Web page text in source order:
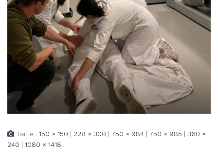
Taille : 150 × 150 | 228 × 300 | 750 × 984 | 750 × 985 | 360 ×
240 | 1080 × 1418